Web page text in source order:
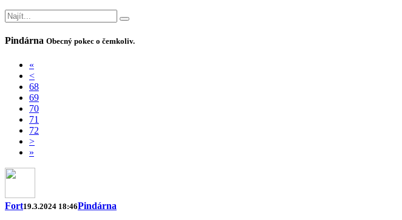
Pindárna Obecný pokec o čemkoliv.
«
<
68
69
70
71
72
>
»
Fort19.3.2024 18:46Pindárna